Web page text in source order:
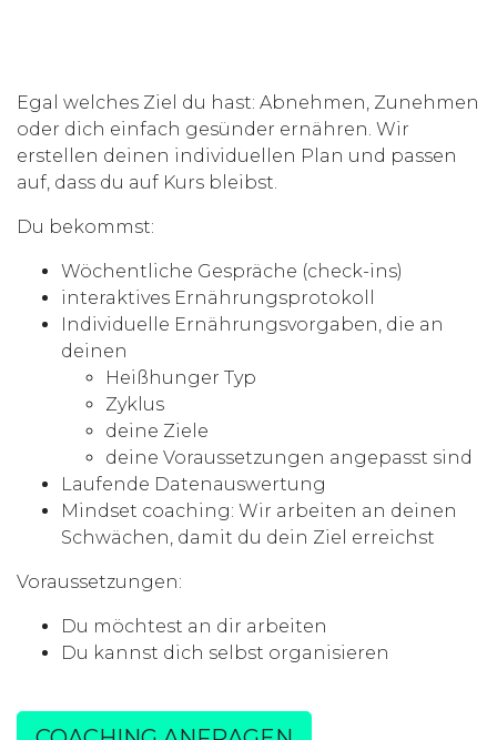
Egal welches Ziel du hast: Abnehmen, Zunehmen
oder dich einfach gesünder ernähren. Wir
erstellen deinen individuellen Plan und passen
auf, dass du auf Kurs bleibst.
Du bekommst:
Wöchentliche Gespräche (check-ins)
interaktives Ernährungsprotokoll
Individuelle Ernährungsvorgaben, die an
deinen
Heißhunger Typ
Zyklus
deine Ziele
deine Voraussetzungen angepasst sind
Laufende Datenauswertung
Mindset coaching: Wir arbeiten an deinen
Schwächen, damit du dein Ziel erreichst
Voraussetzungen:
Du möchtest an dir arbeiten
Du kannst dich selbst organisieren